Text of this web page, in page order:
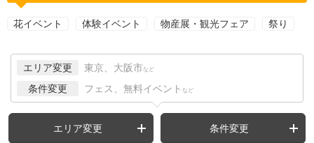
花イベント 体験イベント 物産展・観光フェア 祭り
エリア変更 東京、大阪市 など
条件変更 フェス、無料イベント など
エリア変更 条件変更